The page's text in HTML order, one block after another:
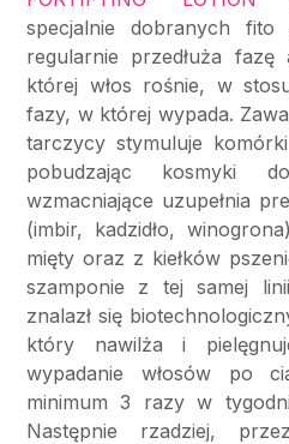
specjalnie dobranych fito
regularnie przedłuża
której włos rośnie, w
fazy, w której wypada.
tarczycy stymuluje
pobudzając kosmyki
wzmacniające uzupełnia
(imbir, kadzidło,
mięty oraz z kiełków
szamponie z tej samej
znalazł się
który nawilża i
wypadanie włosów po
minimum 3 razy w
Następnie rzadziej,